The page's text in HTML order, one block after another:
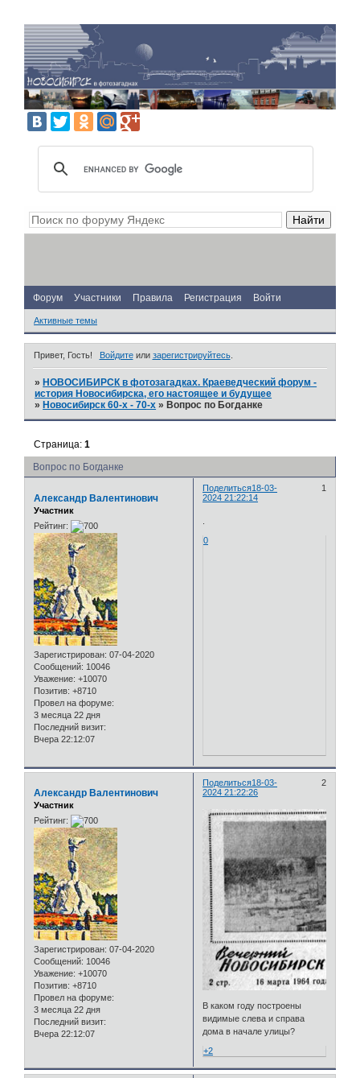
Форум Участники Правила Регистрация Войти
Активные темы
Привет, Гость! Войдитеили зарегистрируйтесь.
» НОВОСИБИРСК в фотозагадках. Краеведческий форум -
история Новосибирска, его настоящее и будущее
» Новосибирск 60-х - 70-х » Вопрос по Богданке
Вопрос по Богданке
Страница:1
Поделиться 1
18-03-
2024 21:22:14
Александр Валентинович
Участник
Рейтинг:
Зарегистрирован: 07-04-2020
Сообщений: 10046
Уважение: +10070
Позитив: +8710
Провел на форуме:
3 месяца 22 дня
Последний визит:
Вчера 22:12:07
0
Поделиться 2
18-03-
2024 21:22:26
Александр Валентинович
Участник
Рейтинг:
Зарегистрирован: 07-04-2020
Сообщений: 10046
Уважение: +10070
Позитив: +8710
Провел на форуме:
3 месяца 22 дня
Последний визит:
Вчера 22:12:07
В каком году построены
видимые слева и справа
дома в начале улицы?
+2